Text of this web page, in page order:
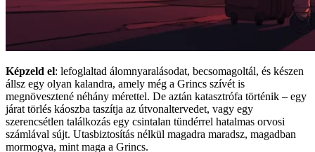
Képzeld el: lefoglaltad álomnyaralásodat, becsomagoltál, és készen
állsz egy olyan kalandra, amely még a Grincs szívét is
megnövesztené néhány mérettel. De aztán katasztrófa történik – egy
járat törlés káoszba taszítja az útvonaltervedet, vagy egy
szerencsétlen találkozás egy csintalan tündérrel hatalmas orvosi
számlával sújt. Utasbiztosítás nélkül magadra maradsz, magadban
mormogva, mint maga a Grincs.